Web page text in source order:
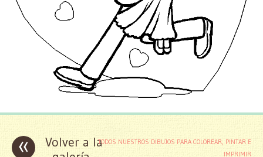
«
Volver a laTODOS NUESTROS DIBUJOS PARA COLOREAR, PINTAR E
IMPRIMIR